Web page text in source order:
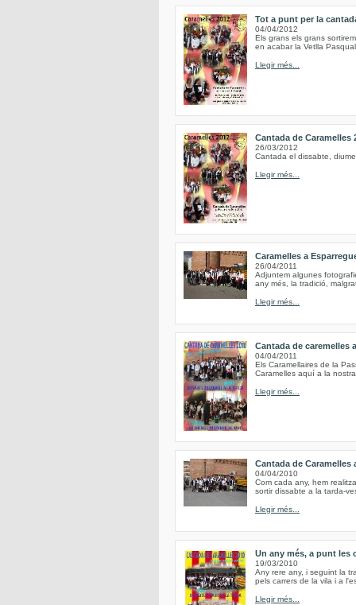
Tot a punt per la
04/04/2012
Els grans els grans
en acabar la Vetlla
Llegir més...
Cantada de Caramelles
26/03/2012
Cantada el dissabte,
Llegir més...
Caramelles a
26/04/2011
Adjuntem algunes
any més, la tradició,
Llegir més...
Cantada de caremelles
04/04/2011
Els Caramellaires de la
Caramelles aquí a la
Llegir més...
Cantada de Caramelles
04/04/2010
Com cada any, hem
sortir dissabte a la tarda-
Llegir més...
Un any més, a punt les
19/03/2010
Any rere any, i seguint la
pels carrers de la vila i a
Llegir més...